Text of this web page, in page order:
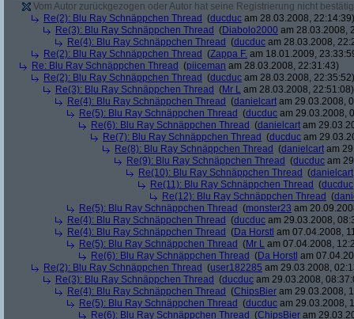
Vom Autor zurückgezogen oder Autor hat seine Registrierung nicht
Re(2): Blu Ray Schnäppchen Thread (ducduc am 28.03.2008, 22:14:39)
Re(3): Blu Ray Schnäppchen Thread (Diabolo2000 am 28.03.2008,
Re(4): Blu Ray Schnäppchen Thread (ducduc am 28.03.2008,
Re(2): Blu Ray Schnäppchen Thread (Zappa F. am 18.01.2009,
Re: Blu Ray Schnäppchen Thread (piiceman am 28.03.2008, 22:31:43)
Re(2): Blu Ray Schnäppchen Thread (ducduc am 28.03.2008, 22:35:52)
Re(3): Blu Ray Schnäppchen Thread (Mr L am 28.03.2008, 22:51:08)
Re(4): Blu Ray Schnäppchen Thread (danielcart am 29.03.2008,
Re(5): Blu Ray Schnäppchen Thread (ducduc am 29.03.2008,
Re(6): Blu Ray Schnäppchen Thread (danielcart am
Re(7): Blu Ray Schnäppchen Thread (ducduc am
Re(8): Blu Ray Schnäppchen Thread (danielcart am
Re(9): Blu Ray Schnäppchen Thread (ducduc am
Re(10): Blu Ray Schnäppchen Thread (danielcart
Re(11): Blu Ray Schnäppchen Thread (ducduc
Re(12): Blu Ray Schnäppchen Thread (
Re(5): Blu Ray Schnäppchen Thread (monster23 am
Re(4): Blu Ray Schnäppchen Thread (ducduc am 29.03.2008,
Re(4): Blu Ray Schnäppchen Thread (Da Horstl am 07.04.2008,
Re(5): Blu Ray Schnäppchen Thread (Mr L am 07.04.2008,
Re(6): Blu Ray Schnäppchen Thread (Da Horstl am
Re(2): Blu Ray Schnäppchen Thread (user182285 am 29.03.2008,
Re(3): Blu Ray Schnäppchen Thread (ducduc am 29.03.2008,
Re(4): Blu Ray Schnäppchen Thread (ChipsBier am 29.03.2008,
Re(5): Blu Ray Schnäppchen Thread (ducduc am 29.03.2008,
Re(6): Blu Ray Schnäppchen Thread (ChipsBier am